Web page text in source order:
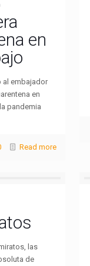
en
al embajador
en
pandemia
Read more
las
de